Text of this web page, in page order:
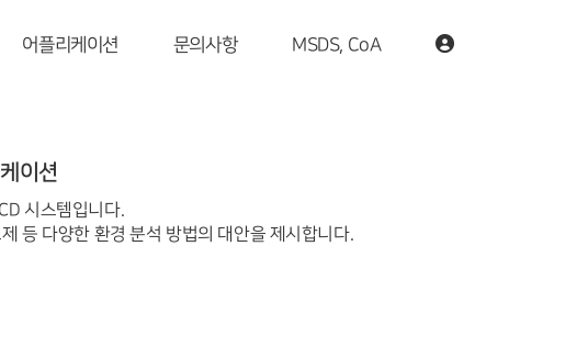
어플리케이션 문의사항 MSDS, CoA
이션
시스템입니다.
등 다양한 환경 분석 방법의 대안을 제시합니다.